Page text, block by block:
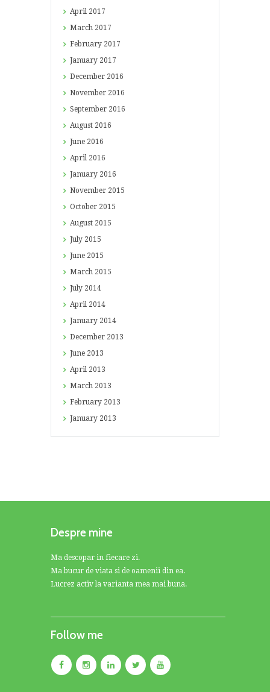
April 2017
March 2017
February 2017
January 2017
December 2016
November 2016
September 2016
August 2016
June 2016
April 2016
January 2016
November 2015
October 2015
August 2015
July 2015
June 2015
March 2015
July 2014
April 2014
January 2014
December 2013
June 2013
April 2013
March 2013
February 2013
January 2013
Despre mine
Ma descopar in fiecare zi.
Ma bucur de viata si de oamenii din ea.
Lucrez activ la varianta mea mai buna.
Follow me